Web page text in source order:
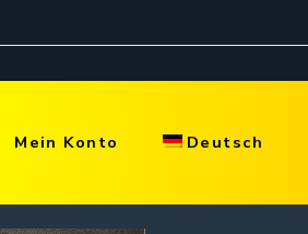
Mein Konto Deutsch